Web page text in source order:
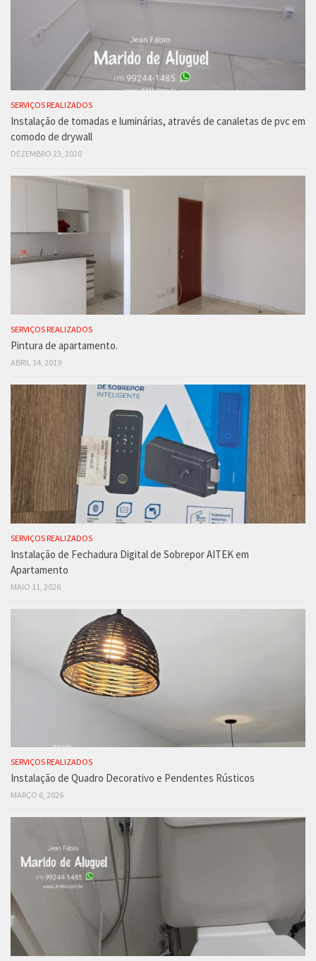
SERVIÇOS REALIZADOS
Instalação de tomadas e luminárias, através de canaletas de pvc em
comodo de drywall
DEZEMBRO 23, 2020
SERVIÇOS REALIZADOS
Pintura de apartamento.
ABRIL 14, 2019
SERVIÇOS REALIZADOS
Instalação de Fechadura Digital de Sobrepor AITEK em
Apartamento
MAIO 11, 2026
SERVIÇOS REALIZADOS
Instalação de Quadro Decorativo e Pendentes Rústicos
MARÇO 6, 2026